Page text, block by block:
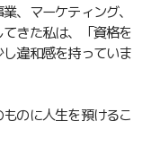
、マーケティング、
きた私は、「資格を
違和感を持っていま
のに人生を預けるこ